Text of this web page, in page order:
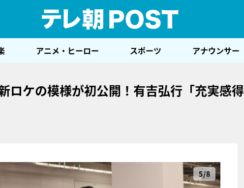
アニメ・ヒーロー スポーツ アナウンサー
ロケの模様が初公開！有吉弘行「充実感得
5/8